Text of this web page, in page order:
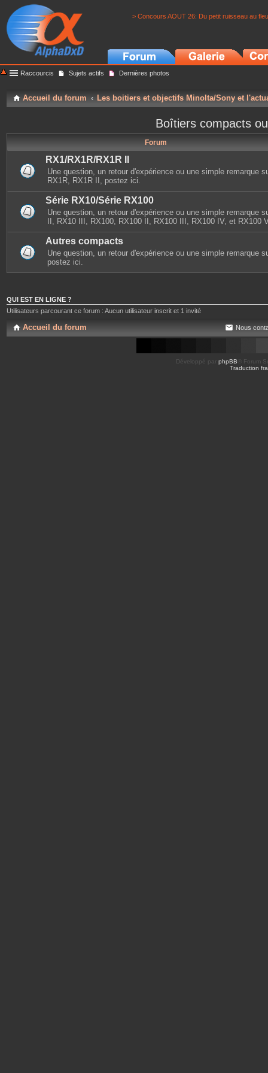
> Concours AOUT 26: Du petit ruisseau au
Raccourcis Sujets actifs Dernières photos
Accueil du forum Les boitiers et objectifs Minolta/Sony et
Boîtiers compacts
Forum
RX1/RX1R/RX1R II
Une question, un retour d'expérience ou une simple remarque
RX1R, RX1R II, postez ici.
Série RX10/Série RX100
Une question, un retour d'expérience ou une simple remarque
II, RX10 III, RX100, RX100 II, RX100 III, RX100 IV, et RX100
Autres compacts
Une question, un retour d'expérience ou une simple remarque
postez ici.
QUI EST EN LIGNE ?
Utilisateurs parcourant ce forum : Aucun utilisateur inscrit et 1 invité
Accueil du forum Nous
Développé par phpBB ® Forum
Traduction